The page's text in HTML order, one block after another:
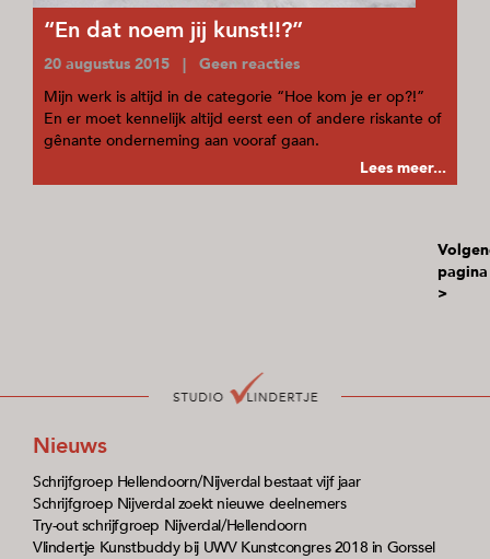
“En dat noem jij kunst!!?”
20 augustus 2015 | Geen reacties
Mijn werk is altijd in de categorie “Hoe kom je er op?!”
En er moet kennelijk altijd eerst een of andere riskante of
gênante onderneming aan vooraf gaan.
Lees meer...
pagina
>
Nieuws
Schrijfgroep Hellendoorn/Nijverdal bestaat vijf jaar
Schrijfgroep Nijverdal zoekt nieuwe deelnemers
Try-out schrijfgroep Nijverdal/Hellendoorn
Vlindertje Kunstbuddy bij UWV Kunstcongres 2018 in Gorssel